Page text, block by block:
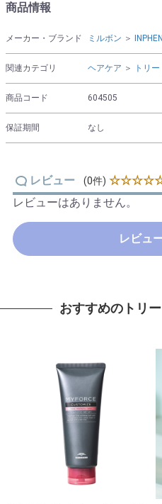
商品情報
メーカー・ブランド ミルボン ＞
関連カテゴリ ヘアケア ＞ トリ
商品コード 604505
保証期間 なし
レビュー (0件) ☆☆☆☆☆
レビューはありません。
レビュ
おすすめのトリ